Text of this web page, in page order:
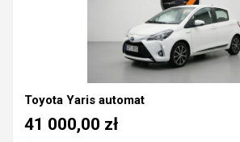
Toyota Yaris automat
41 000,00 zł